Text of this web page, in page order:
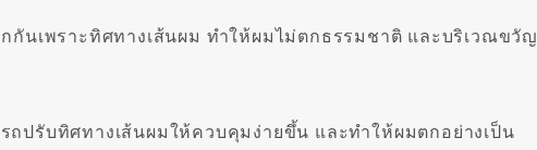
นเพราะทิศทางเส้นผม ทำให้ผมไม่ตกธรรมชาติ และบริเวณขวัญ
ถปรับทิศทางเส้นผมให้ควบคุมง่ายขึ้น และทำให้ผมตกอย่างเป็น